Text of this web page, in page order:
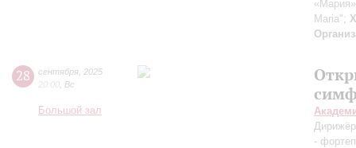
Maria";
28 сентября 2025
20:00 Вс
Большой зал
-